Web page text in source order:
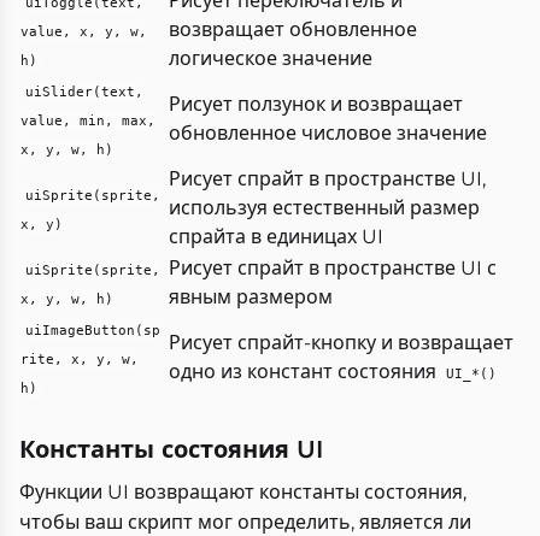
value, x, y, w,
h)
возвращает обновленное
логическое значение
uiSlider(text,
value, min, max,
x, y, w, h)
Рисует ползунок и возвращает
обновленное числовое значение
uiSprite(sprite,
x, y)
Рисует спрайт в пространстве UI,
используя естественный размер
спрайта в единицах UI
uiSprite(sprite,
x, y, w, h)
Рисует спрайт в пространстве UI с
явным размером
uiImageButton(sp
rite, x, y, w,
h)
Рисует спрайт-кнопку и возвращает
одно из констант состояния
UI_*()
Константы состояния UI
Функции UI возвращают константы состояния,
чтобы ваш скрипт мог определить, является ли